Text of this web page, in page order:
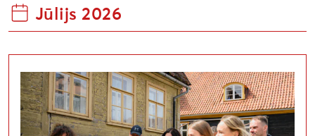
Jūlijs 2026